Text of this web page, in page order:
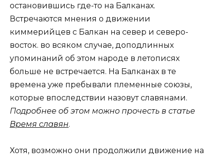
остановившись где-то на Балканах.
Встречаются мнения о движении
киммерийцев с Балкан на север и северо-
восток. во всяком случае, доподлинных
упоминаний об этом народе в летописях
больше не встречается. На Балканах в те
времена уже пребывали племенные союзы,
которые впоследствии назовут славянами.
Подробнее об этом можно прочесть в статье
Время славян.
Хотя, возможно они продолжили движение на